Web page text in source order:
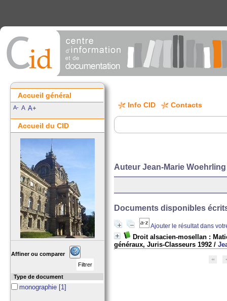
Info CID Contacts
Auteur Jean-Marie Woehrling
Documents disponibles
Ajouter le résultat dans
Droit alsacien-mosellan :
généraux, Juris-Classeurs 1992 /
Accueil général
A- A A+
Accueil du CID
Affiner ou comparer
Type de document
monographie [1]